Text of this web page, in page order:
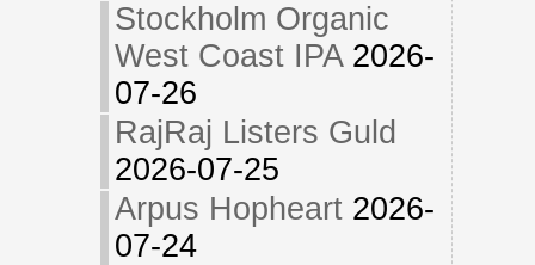
Stockholm Organic
West Coast IPA 2026-
07-26
RajRaj Listers Guld
2026-07-25
Arpus Hopheart 2026-
07-24